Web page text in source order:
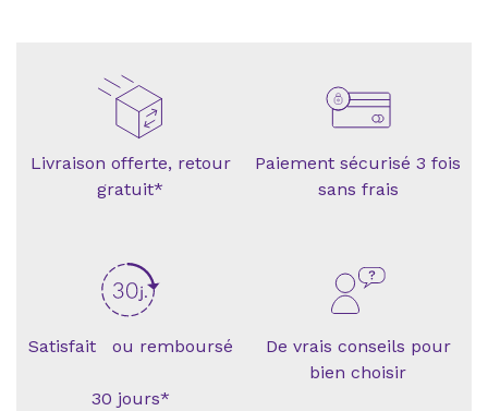
Livraison offerte, retour
gratuit*
Paiement sécurisé 3 fois
sans frais
Satisfait ou remboursé
30 jours*
De vrais conseils pour
bien choisir